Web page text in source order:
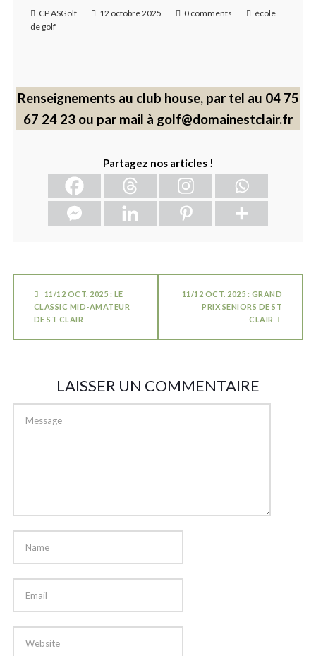
CP ASGolf 12 octobre 2025 0 comments
école
de golf
Renseignements au club house, par tel au 04 75
67 24 23 ou par mail à golf@domainestclair.fr
Partagez nos articles !
11/12 OCT. 2025 : LE
CLASSIC MID-AMATEUR
DE ST CLAIR
11/12 OCT. 2025 : GRAND
PRIX SENIORS DE ST
CLAIR
LAISSER UN COMMENTAIRE